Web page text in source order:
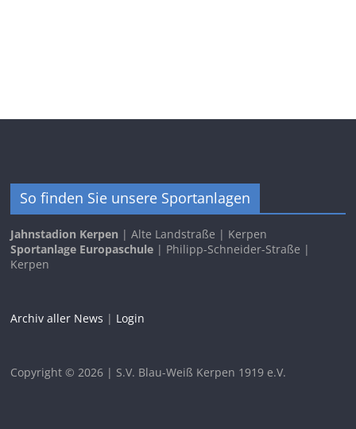
So finden Sie unsere Sportanlagen
Jahnstadion Kerpen | Alte Landstraße | Kerpen
Sportanlage Europaschule | Philipp-Schneider-Straße |
Kerpen
Archiv aller News | Login
Copyright © 2026 | S.V. Blau-Weiß Kerpen 1919 e.V.